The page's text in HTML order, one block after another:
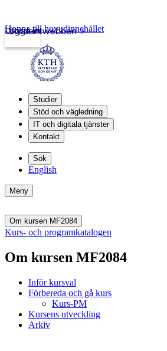
Studentwebben
Logga in
Hoppa till huvudinnehållet
Studier
Stöd och vägledning
IT och digitala tjänster
Kontakt
Sök
English
Meny
Om kursen MF2084
Kurs- och programkatalogen
Om kursen MF2084
Inför kursval
Förbereda och gå kurs
Kurs-PM
Kursens utveckling
Arkiv